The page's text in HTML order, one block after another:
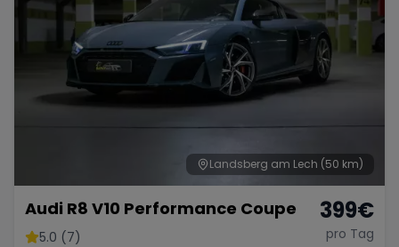
Landsberg am Lech (50 km)
Audi R8 V10 Performance Coupe
5.0 (7)
399€
pro Tag